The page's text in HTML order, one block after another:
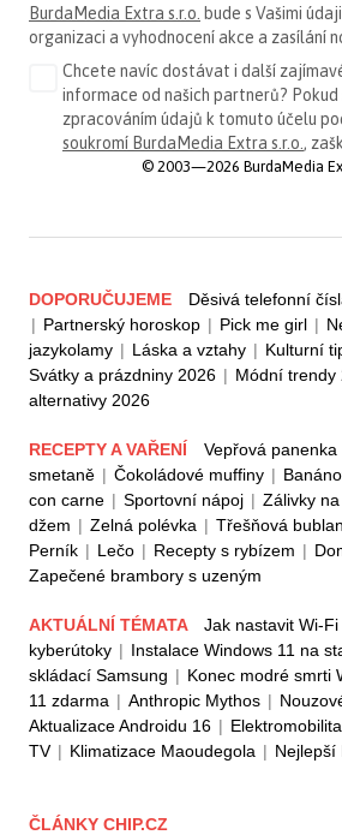
BurdaMedia Extra s.r.o. bude s Vašimi
organizaci a vyhodnocení akce a zasílání
Chcete navíc dostávat i další
informace od našich partnerů? Pokud
zpracováním údajů k tomuto účelu
soukromí BurdaMedia Extra s.r.o. ,
© 2003—2026 BurdaMedia
DOPORUČUJEME Děsivá telefonní
| Partnerský horoskop | Pick me girl |
jazykolamy | Láska a vztahy | Kulturní
Svátky a prázdniny 2026 | Módní trendy
alternativy 2026
RECEPTY A VAŘENÍ Vepřová panenka
smetaně | Čokoládové muffiny |
con carne | Sportovní nápoj | Zálivky
džem | Zelná polévka | Třešňová
Perník | Lečo | Recepty s rybízem |
Zapečené brambory s uzeným
AKTUÁLNÍ TÉMATA Jak nastavit Wi-Fi
kyberútoky | Instalace Windows 11 na
skládací Samsung | Konec modré smrti
11 zdarma | Anthropic Mythos |
Aktualizace Androidu 16 | Elektromobilita
TV | Klimatizace Maoudegola | Nejlepší
ČLÁNKY CHIP.CZ